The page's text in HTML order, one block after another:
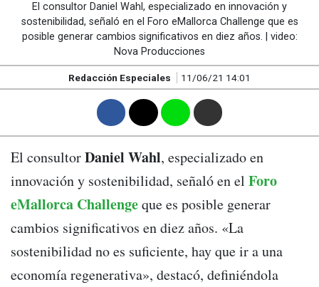
El consultor Daniel Wahl, especializado en innovación y
sostenibilidad, señaló en el Foro eMallorca Challenge que es
posible generar cambios significativos en diez años. | video:
Nova Producciones
Redacción Especiales 11/06/21 14:01
El consultorDaniel Wahl, especializado en
innovación y sostenibilidad, señaló en el Foro
eMallorca Challengeque es posible generar
cambios significativos en diez años. «La
sostenibilidad no es suficiente, hay que ir a una
economía regenerativa», destacó, definiéndola